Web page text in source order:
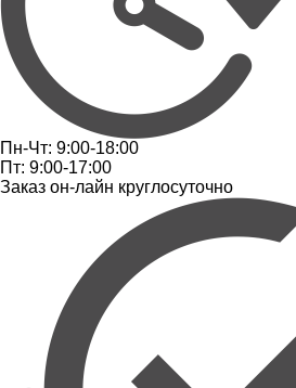
Пн-Чт: 9:00-18:00
Пт: 9:00-17:00
Заказ он-лайн круглосуточно